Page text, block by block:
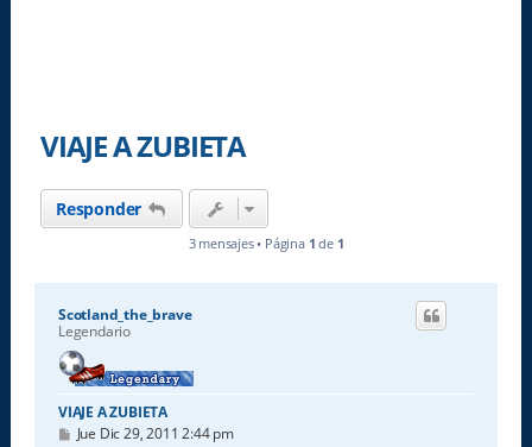
VIAJE A ZUBIETA
Responder
3 mensajes • Página 1 de 1
Scotland_the_brave
Legendario
VIAJE A ZUBIETA
M
Jue Dic 29, 2011 2:44 pm